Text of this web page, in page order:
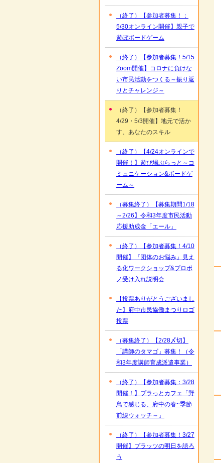
（終了）【参加者募集！：
5/30オンライン開催】親子で
遊ぼボードゲーム
（終了）【参加者募集！5/15
Zoom開催】コロナに負けな
い市民活動をつくる～振り返
りとチャレンジ～
（終了）【参加者募集！
4/29・5/3開催】地元で活か
す、あなたのスキル
（終了）【4/24オンラインで
開催！】遊び場ぷらっと～コ
ミュニケーション&ボードゲ
ーム～
（募集終了）【募集期間1/18
～2/26】令和3年度市民活動
応援助成金「エール」
（終了）【参加者募集！4/10
開催】『団体のお悩み』見え
る化ワークショップ&プロボ
ノ受け入れ説明会
【投票ありがとうございまし
た】府中市民協働まつりロゴ
投票
（募集終了）【2/28〆切】
「講師のタマゴ」募集！（令
和3年度講師育成派遣事業）
（終了）【参加者募集：3/28
開催！】プラっとカフェ「野
鳥で感じる、府中の春~季節
前線ウォッチ～」
（終了）【参加者募集！3/27
開催】プラッツの明日を語ろ
う